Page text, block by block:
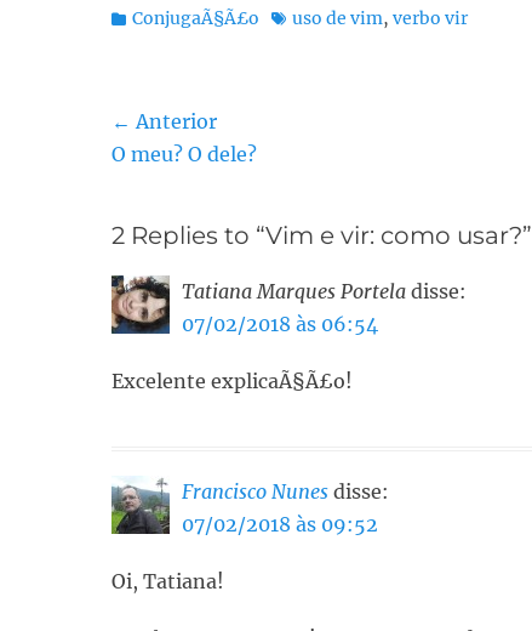
Categorias:
ConjugaÃ§Ã£o Tags:uso de vim, verbo vir
Navegação
de
← Anterior
Post
O meu? O dele?
2 Replies to “Vim e vir: como usar?”
Tatiana Marques Portela disse:
07/02/2018 às 06:54
Excelente explicaÃ§Ã£o!
Francisco Nunes disse:
07/02/2018 às 09:52
Oi, Tatiana!